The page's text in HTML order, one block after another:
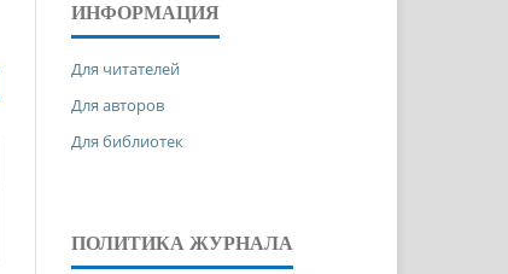
ИНФОРМАЦИЯ
Для читателей
Для авторов
Для библиотек
ПОЛИТИКА ЖУРНАЛА